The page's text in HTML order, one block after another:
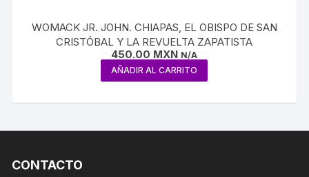
WOMACK JR. JOHN. CHIAPAS, EL OBISPO DE SAN
CRISTÓBAL Y LA REVUELTA ZAPATISTA
450.00 MXN N/A
AÑADIR AL CARRITO
CONTACTO